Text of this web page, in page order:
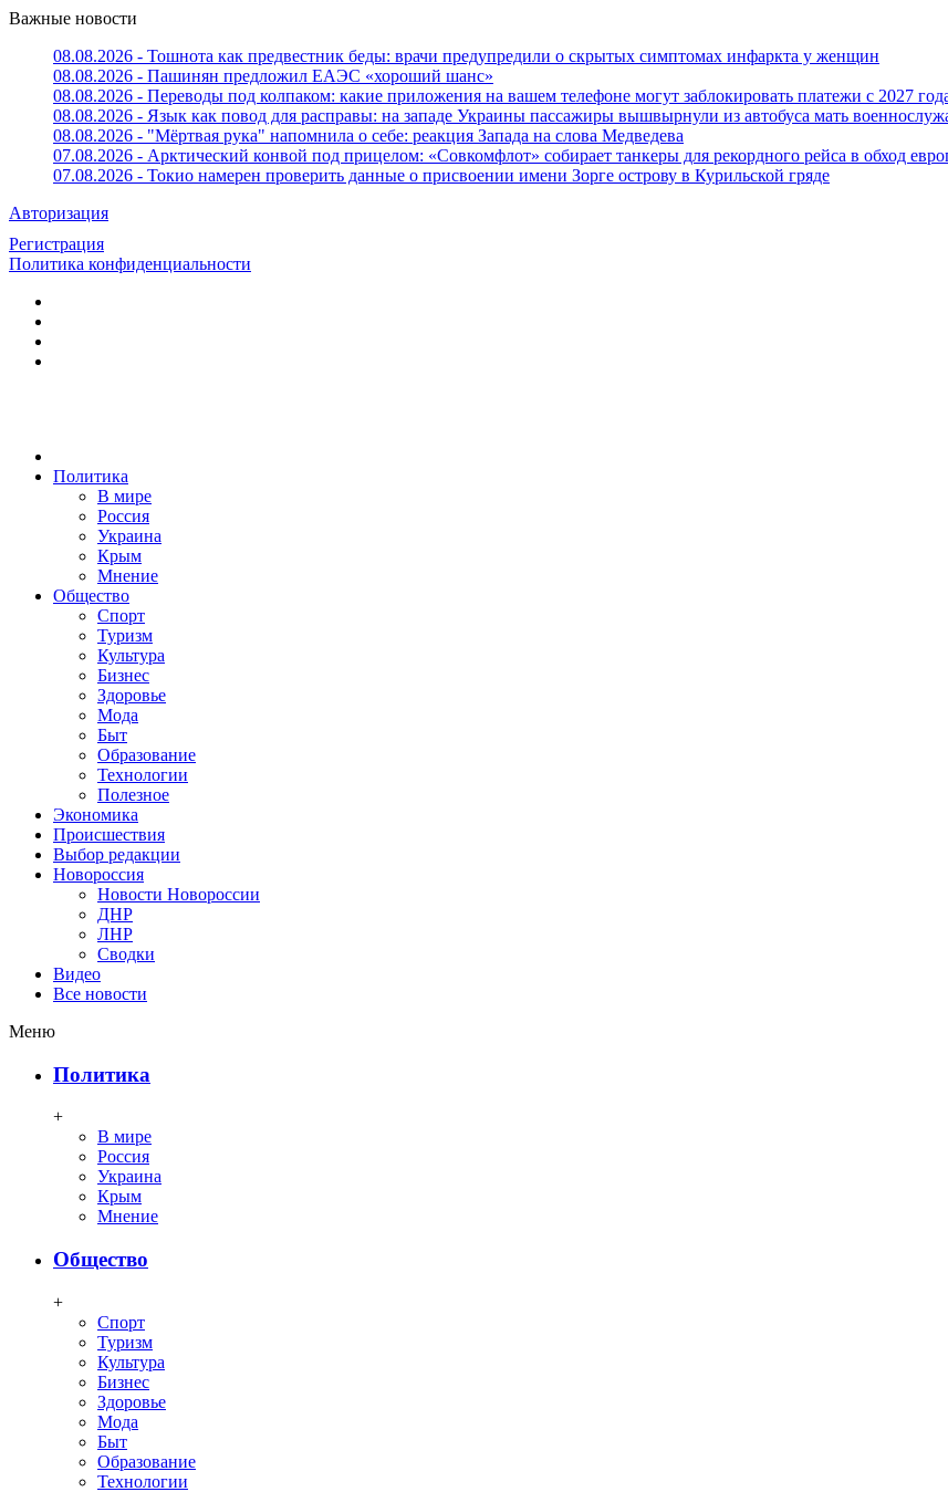
Важные новости
08.08.2026 - Тошнота как предвестник беды: врачи предупредили о скрытых симптомах инфаркта у женщин
08.08.2026 - Пашинян предложил ЕАЭС «хороший шанс»
08.08.2026 - Переводы под колпаком: какие приложения на вашем телефоне могут заблокировать платежи с 2027
08.08.2026 - Язык как повод для расправы: на западе Украины пассажиры вышвырнули из автобуса мать
08.08.2026 - "Мёртвая рука" напомнила о себе: реакция Запада на слова Медведева
07.08.2026 - Арктический конвой под прицелом: «Совкомфлот» собирает танкеры для рекордного рейса в обход
07.08.2026 - Токио намерен проверить данные о присвоении имени Зорге острову в Курильской гряде
Авторизация
Регистрация
Политика конфиденциальности
Политика
В мире
Россия
Украина
Крым
Мнение
Общество
Спорт
Туризм
Культура
Бизнес
Здоровье
Мода
Быт
Образование
Технологии
Полезное
Экономика
Происшествия
Выбор редакции
Новороссия
Новости Новороссии
ДНР
ЛНР
Сводки
Видео
Все новости
Меню
Политика
+
В мире
Россия
Украина
Крым
Мнение
Общество
+
Спорт
Туризм
Культура
Бизнес
Здоровье
Мода
Быт
Образование
Технологии